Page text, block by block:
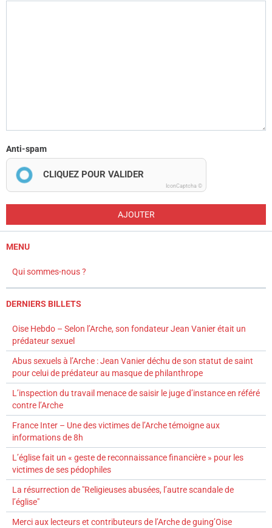
Anti-spam
CLIQUEZ POUR VALIDER
IconCaptcha ©
AJOUTER
MENU
Qui sommes-nous ?
DERNIERS BILLETS
Oise Hebdo – Selon l’Arche, son fondateur Jean Vanier était un
prédateur sexuel
Abus sexuels à l’Arche : Jean Vanier déchu de son statut de saint
pour celui de prédateur au masque de philanthrope
L’inspection du travail menace de saisir le juge d’instance en référé
contre l’Arche
France Inter – Une des victimes de l’Arche témoigne aux
informations de 8h
L’église fait un « geste de reconnaissance financière » pour les
victimes de ses pédophiles
La résurrection de "Religieuses abusées, l’autre scandale de
l’église"
Merci aux lecteurs et contributeurs de l’Arche de guing’Oise